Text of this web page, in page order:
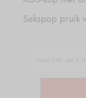
Sekspop pruik